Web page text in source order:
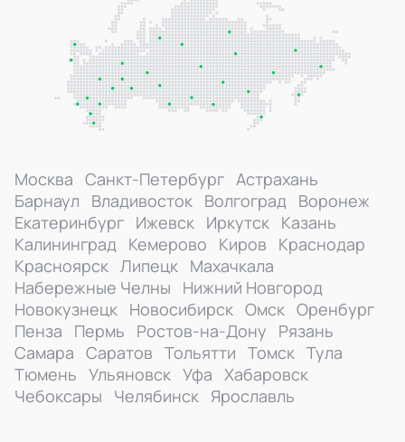
Москва Санкт-Петербург Астрахань
Барнаул
Владивосток Волгоград Воронеж
Екатеринбург Ижевск Иркутск Казань
Калининград Кемерово Киров
Краснодар
Красноярск Липецк Махачкала
Набережные Челны
Нижний Новгород
Новокузнецк Новосибирск Омск Оренбург
Пенза
Пермь Ростов-на-Дону
Рязань
Самара Саратов Тольятти Томск Тула
Тюмень Ульяновск Уфа Хабаровск
Чебоксары
Челябинск Ярославль